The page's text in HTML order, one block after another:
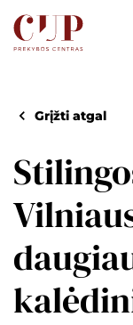
Grįžti atgal